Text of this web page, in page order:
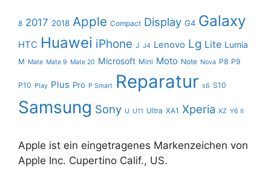
8 2017 2018 Apple Compact Display G4 Galaxy
HTC Huawei iPhone J J4 Lenovo Lg Lite Lumia
M Mate Mate 9 Mate 20 Microsoft Mini Moto Note Nova P8 P9
P10 Play Plus Pro P Smart Reparatur s6 S10
Samsung Sony U U11 Ultra XA1 Xperia XZ Y6 II
Apple ist ein eingetragenes Markenzeichen von
Apple Inc. Cupertino Calif., US.